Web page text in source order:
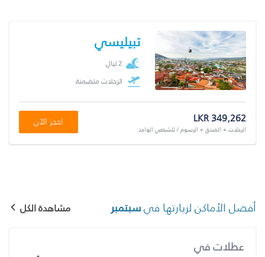
تبيليسي
2 ليال
الرحلات متضمنة
LKR 349,262
الرحلات + الفندق + الرسوم / للشخص الواحد
احجز الآن
أفضل الأماكن لزيارتها فيسبتمبر مشاهدة الكل
عطلات في